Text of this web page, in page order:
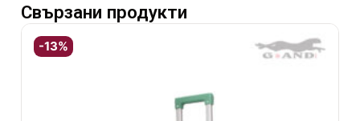
Свързани продукти
-13%